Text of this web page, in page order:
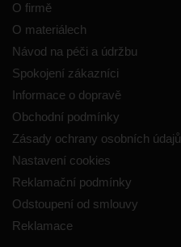
O firmě
O materiálech
Návod na péči a údržbu
Spokojení zákazníci
Informace o dopravě
Obchodní podmínky
Zásady ochrany osobních údajů
Nastavení cookies
Reklamační podmínky
Odstoupení od smlouvy
Reklamace